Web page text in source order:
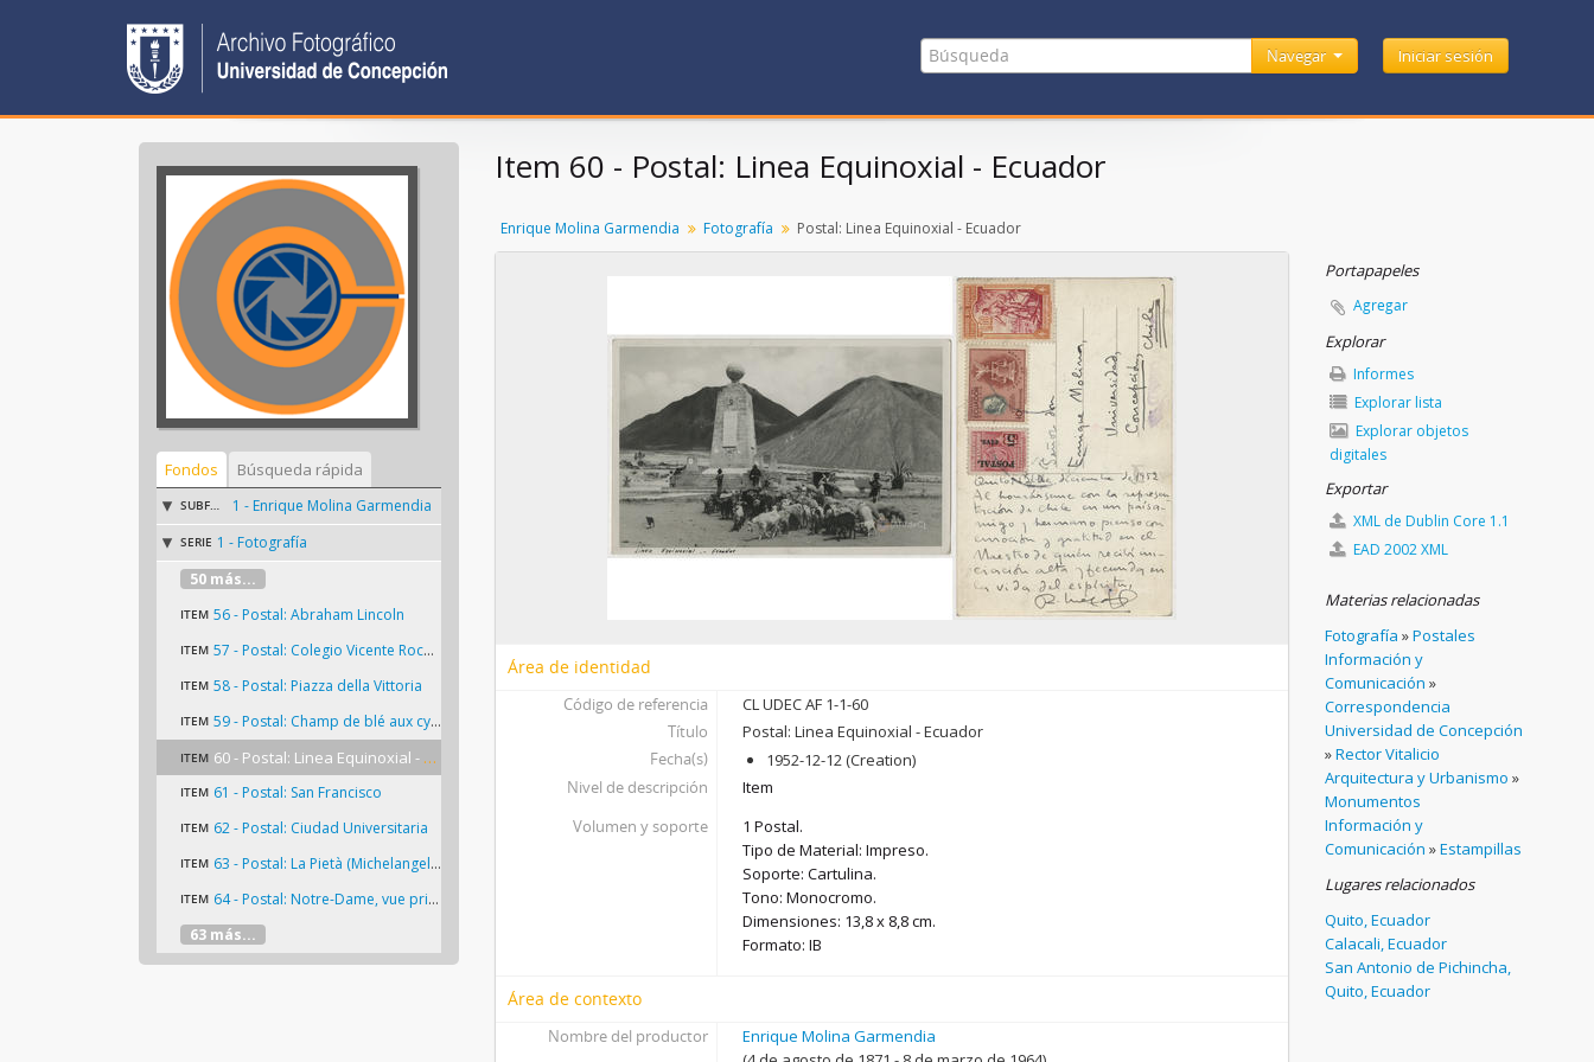
Iniciar sesión
Navegar
Fondos Búsqueda rápida
SUBFONDO 1 - Enrique Molina Garmendia
SERIE 1 - Fotografía
50 más...
ITEM 56 - Postal: Abraham Lincoln
ITEM 57 - Postal: Colegio Vicente Rocafuerte
ITEM 58 - Postal: Piazza della Vittoria
ITEM 59 - Postal: Champ de blé aux cyprès
ITEM 60 - Postal: Linea Equinoxial - Ecuador
ITEM 61 - Postal: San Francisco
ITEM 62 - Postal: Ciudad Universitaria
ITEM 63 - Postal: La Pietà (Michelangelo)
ITEM 64 - Postal: Notre-Dame, vue prise de la Tour Nord.
63 más...
Item 60 - Postal: Linea Equinoxial - Ecuador
Enrique Molina Garmendia Fotografía Postal: Linea Equinoxial - Ecuador
Área de identidad
Código de referencia
CL UDEC AF 1-1-60
Título
Postal: Linea Equinoxial - Ecuador
Fecha(s)
1952-12-12 (Creation)
Nivel de descripción
Item
Volumen y soporte
1 Postal.
Tipo de Material: Impreso.
Soporte: Cartulina.
Tono: Monocromo.
Dimensiones: 13,8 x 8,8 cm.
Formato: IB
Área de contexto
Nombre del productor
Enrique Molina Garmendia
Portapapeles
Agregar
Explorar
Informes
Explorar lista
Explorar objetos
digitales
Exportar
XML de Dublin Core 1.1
EAD 2002 XML
Materias relacionadas
Fotografía »Postales
Información y
Comunicación »
Correspondencia
Universidad de Concepción
»Rector Vitalicio
Arquitectura y Urbanismo »
Monumentos
Información y
Comunicación »Estampillas
Lugares relacionados
Quito, Ecuador
Calacali, Ecuador
San Antonio de Pichincha,
Quito, Ecuador